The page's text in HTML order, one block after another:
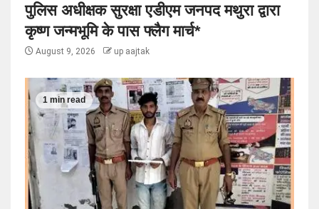
पुलिस अधीक्षक सुरक्षा एडीएम जनपद मथुरा द्वारा
कृष्ण जन्मभूमि के पास फ्लैग मार्च*
August 9, 2026 up aajtak
1 min read